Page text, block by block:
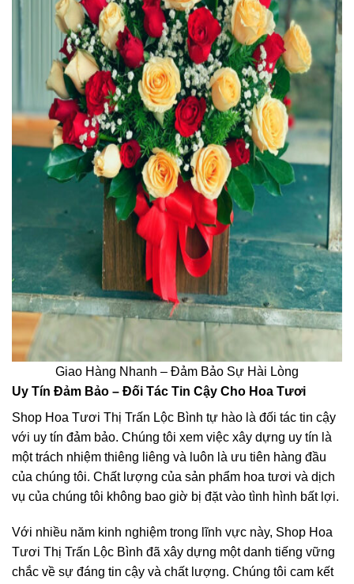
Giao Hàng Nhanh – Đảm Bảo Sự Hài Lòng
Uy Tín Đảm Bảo – Đối Tác Tin Cậy Cho Hoa Tươi
Shop Hoa Tươi Thị Trấn Lộc Bình tự hào là đối tác tin cậy
với uy tín đảm bảo. Chúng tôi xem việc xây dựng uy tín là
một trách nhiệm thiêng liêng và luôn là ưu tiên hàng đầu
của chúng tôi. Chất lượng của sản phẩm hoa tươi và dịch
vụ của chúng tôi không bao giờ bị đặt vào tình hình bất lợi.
Với nhiều năm kinh nghiệm trong lĩnh vực này, Shop Hoa
Tươi Thị Trấn Lộc Bình đã xây dựng một danh tiếng vững
chắc về sự đáng tin cậy và chất lượng. Chúng tôi cam kết